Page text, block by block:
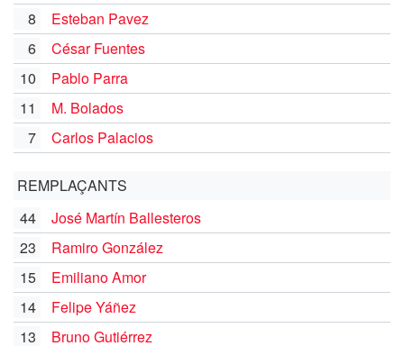
8
Esteban Pavez
6
César Fuentes
10
Pablo Parra
11
M. Bolados
7
Carlos Palacios
REMPLAÇANTS
44
José Martín Ballesteros
23
Ramiro González
15
Emiliano Amor
14
Felipe Yáñez
13
Bruno Gutiérrez